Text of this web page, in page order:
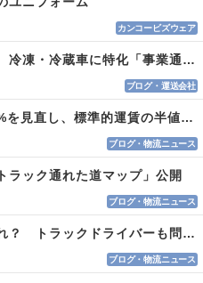
カンコービズウェア
ヘイワオートサービス 冷凍・冷蔵車に特化「事業通じ貢献目指す」
ブログ・運送会社
適正原価 実車率５０%を見直し、標準的運賃の半値の恐れも
ブログ・物流ニュース
ック通れた道マップ」公開
ブログ・物流ニュース
自転車が従う信号はどれ？ トラックドライバーも問われる認識
ブログ・物流ニュース